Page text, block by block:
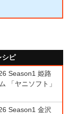
シピ
Season1 姫路
「ヤニソフト」
Season1 金沢